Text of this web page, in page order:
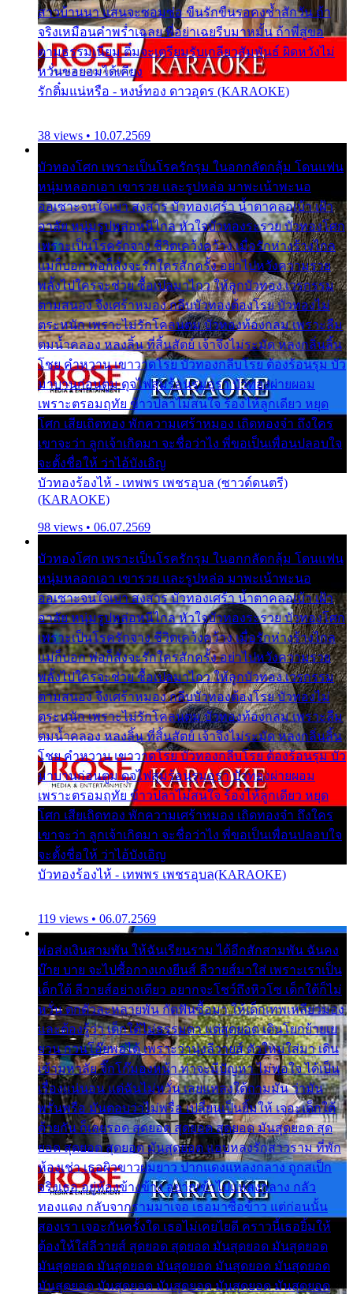
สาวบ้านนา แสนจะซอมซ่อ ขืนรักขืนรอคงช้ำสักวัน ถ้า
จริงเหมือนคำพร่ำเฉลย พี่อย่าเฉยรีบมาหมั้น ถ้าพี่สู่ขอ
ตามธรรมเนียม ติ๋มจะเตรียมรับเกลียวสัมพันธ์ ผิดหวังไม่
หวั่นขอยอมได้เคียง
รักติ๋มแน่หรือ - หงษ์ทอง ดาวอุดร (KARAOKE)
38 views • 10.07.2569
บัวทองโศก เพราะเป็นโรครักรุม ในอกกลัดกลุ้ม โดนแฟน
หนุ่มหลอกเอา เขารวย และรูปหล่อ มาพะเน้าพะนอ
ออเซาะจนใจเบา สงสาร บัวทองเศร้า น้ำตาคลอเบ้า เฝ้า
อาลัย หนุ่มรูปหล่อหนีไกล หัวใจบัวทองระรวย บัวทองโศก
เพราะเป็นโรครักจาง ชีวิตเคว้งคว้าง เมื่อรักห่างร้างไกล
แม่ก็บอก พ่อก็สั่งจะรักใครสักครั้ง อย่าไปหวังความรวย
พลั้งไปใครจะช่วย ซื้อเปลมาไกว ให้ลูกบัวทอง เวรกรรม
ตามสนอง จึงเศร้าหมอง กลีบบัวทองต้องโรย บัวทองไม่
ตระหนัก เพราะไม่รักโคลนตม บัวทองท้องกลม เพราะลืม
ตมน้ำคลอง หลงลิ้น ที่สิ้นสัตย์ เจ้าจึงไม่ระมัด หลงกลิ่นลิ้น
โชย คำหวาน เขาวาดโรย บัวทองกลีบโรย ต้องร้อนรุม บัว
มาบานก่อนตูม ดุจไฟสุมร้อนรุมอุรา บัวทองผ่ายผอม
เพราะตรอมฤทัย ข้าวปลาไม่สนใจ ร้องไห้ลูกเดียว หยุด
โศก เสียเถิดทอง พักความเศร้าหมอง เถิดทองจ๋า ถึงใคร
เขาจะว่า ลูกเจ้าเกิดมา จะชื่อว่าไง พี่ขอเป็นเพื่อนปลอบใจ
จะตั้งชื่อให้ ว่าไอ้บังเอิญ
บัวทองร้องไห้ - เทพพร เพชรอุบล (ซาวด์ดนตรี)
(KARAOKE)
98 views • 06.07.2569
บัวทองโศก เพราะเป็นโรครักรุม ในอกกลัดกลุ้ม โดนแฟน
หนุ่มหลอกเอา เขารวย และรูปหล่อ มาพะเน้าพะนอ
ออเซาะจนใจเบา สงสาร บัวทองเศร้า น้ำตาคลอเบ้า เฝ้า
อาลัย หนุ่มรูปหล่อหนีไกล หัวใจบัวทองระรวย บัวทองโศก
เพราะเป็นโรครักจาง ชีวิตเคว้งคว้าง เมื่อรักห่างร้างไกล
แม่ก็บอก พ่อก็สั่งจะรักใครสักครั้ง อย่าไปหวังความรวย
พลั้งไปใครจะช่วย ซื้อเปลมาไกว ให้ลูกบัวทอง เวรกรรม
ตามสนอง จึงเศร้าหมอง กลีบบัวทองต้องโรย บัวทองไม่
ตระหนัก เพราะไม่รักโคลนตม บัวทองท้องกลม เพราะลืม
ตมน้ำคลอง หลงลิ้น ที่สิ้นสัตย์ เจ้าจึงไม่ระมัด หลงกลิ่นลิ้น
โชย คำหวาน เขาวาดโรย บัวทองกลีบโรย ต้องร้อนรุม บัว
มาบานก่อนตูม ดุจไฟสุมร้อนรุมอุรา บัวทองผ่ายผอม
เพราะตรอมฤทัย ข้าวปลาไม่สนใจ ร้องไห้ลูกเดียว หยุด
โศก เสียเถิดทอง พักความเศร้าหมอง เถิดทองจ๋า ถึงใคร
เขาจะว่า ลูกเจ้าเกิดมา จะชื่อว่าไง พี่ขอเป็นเพื่อนปลอบใจ
จะตั้งชื่อให้ ว่าไอ้บังเอิญ
บัวทองร้องไห้ - เทพพร เพชรอุบล(KARAOKE)
119 views • 06.07.2569
พ่อส่งเงินสามพัน ให้ฉันเรียนราม ได้อีกสักสามพัน ฉันคง
บ๊าย บาย จะไปซื้อกางเกงยีนส์ ลีวายส์มาใส่ เพราะเราเป็น
เด็กใต้ ลีวายส์อย่างเดียว อยากจะโชว์ถึงหิวโซ เด็กใต้ก็ไม่
หวั่น ตกตัวละหลายพัน กัดฟันซื้อมา ให้เด็กเทพเหลียวมอง
และต้องรู้ว่า เด็กใต้ไม่ธรรมดา แต่สุดยอด เดินโยกย้ายเย
ยวน กวนโอ๊ยพอได้ เพราะว่านุ่งลีวายส์ ตัวใหม่ใส่มา เดิน
เข้ามหาลัย จิ๊กโก๊มองหน้า ท่าจะมีปัญหา ไม่พอใจ ได้เป็น
เรื่องแน่นอน แต่ฉันไม่หวั่น เลยแหลงใต้ถามมัน ว่ามัน
พรั่นพรือ มันตอบว่าไม่พรื่อ เปลี่ยนเป็นยิ้มให้ เจอะเด็กใต้
ด้วยกัน ก็เลยรอด สุดยอด สุดยอด สุดยอด มันสุดยอด สุด
ยอด สุดยอด สุดยอด มันสุดยอด แอบหลงรักสาวราม ที่พัก
ห้องเช่า เธอผิวขาวผมยาว ปากแดงแหลงกลาง ถูกสเป็ก
จริงเธอ อยู่ห้องข้างข้าง อยากเข้าไปแหลงกลาง กลัว
ทองแดง กลับจากรามมาเจอ เธอมาซื้อข้าว แต่ก่อนนั้น
สองเรา เจอะกันครั้งใด เธอไม่เคยไยดี คราวนี้เธอยิ้มให้
ต้องให้ใส่ลีวายส์ สุดยอด สุดยอด มันสุดยอด มันสุดยอด
มันสุดยอด มันสุดยอด มันสุดยอด มันสุดยอด มันสุดยอด
มันสุดยอด มันสุดยอด มันสุดยอด มันสุดยอด มันสุดยอด